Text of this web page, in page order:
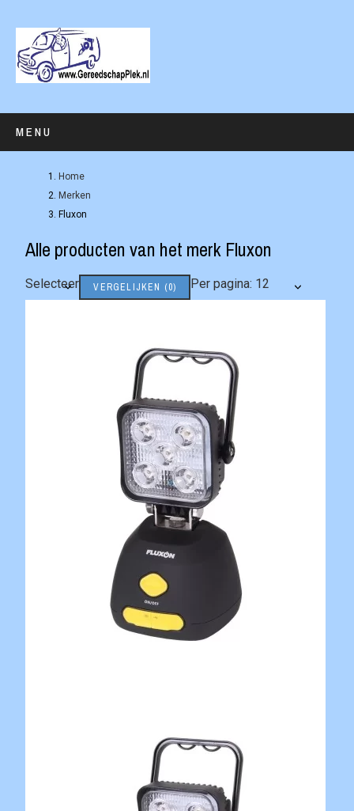
MENU
Home
Merken
Fluxon
Alle producten van het merk Fluxon
Selecteer VERGELIJKEN (0) Per pagina: 12